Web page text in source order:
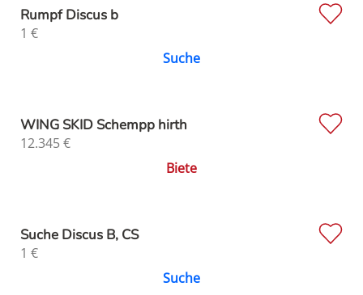
Rumpf Discus b
1 €
Suche
WING SKID Schempp hirth
12.345€
Biete
Suche Discus B, CS
1 €
Suche